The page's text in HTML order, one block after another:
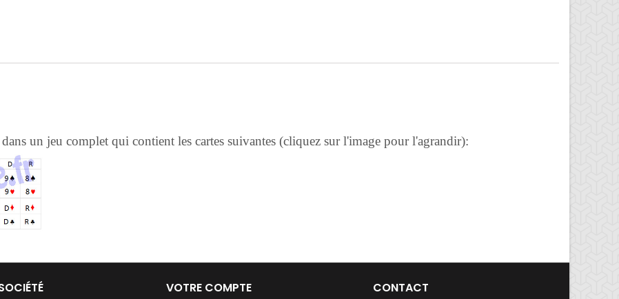
un jeu complet qui contient les cartes suivantes (cliquez sur l'image pour l'agrandir):
VOTRE COMPTE CONTACT